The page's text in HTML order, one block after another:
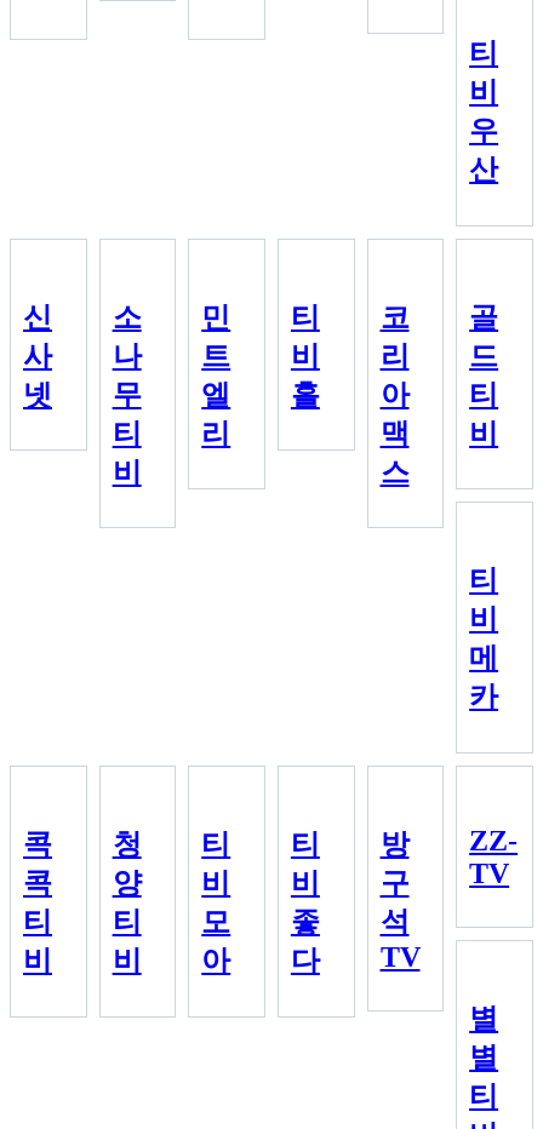
티
비
우
산
신
사
넷
소
나
무
티
비
민
트
엘
리
티
비
홀
코
리
아
맥
스
골
드
티
비
티
비
메
카
콕
콕
티
비
청
양
티
비
티
비
모
아
티
비
좋
다
방
구
석
TV
ZZ-
TV
별
별
티